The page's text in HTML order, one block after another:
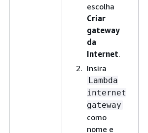
escolha
Criar
gateway
da
Internet.
Insira
Lambda
internet
gateway
como
nome e